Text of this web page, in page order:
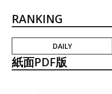
RANKING
DAILY
紙面PDF版